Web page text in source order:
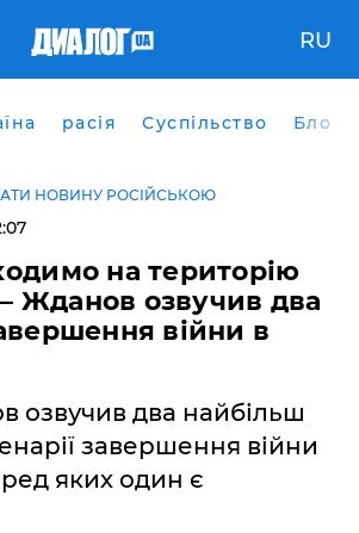
RU
расія Суспільство Блоги
НОВИНУ РОСІЙСЬКОЮ
на територію
Жданов озвучив два
війни в
озвучив два найбільш
завершення війни
яких один є